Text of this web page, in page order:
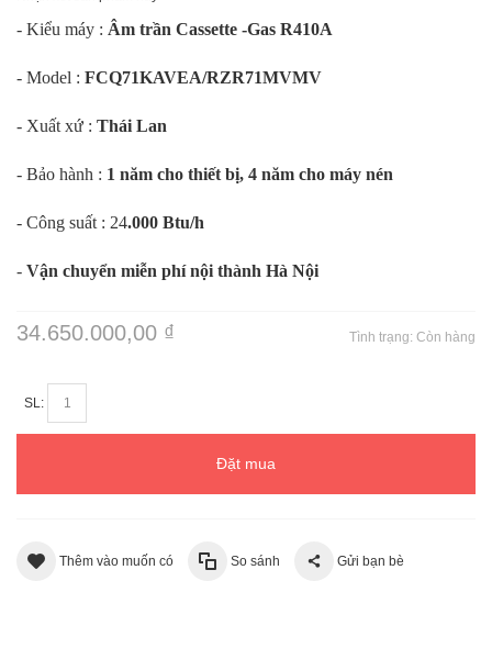
- Kiểu máy : Âm trần Cassette -Gas R410A
- Model : FCQ71KAVEA/RZR71MVMV
- Xuất xứ : Thái Lan
- Bảo hành : 1 năm cho thiết bị, 4 năm cho máy nén
- Công suất : 24.000 Btu/h
- Vận chuyển miễn phí nội thành Hà Nội
Tình trạng: Còn hàng
34.650.000,00 ₫
SL:
Đặt mua
Thêm vào muốn có So sánh Gửi bạn bè